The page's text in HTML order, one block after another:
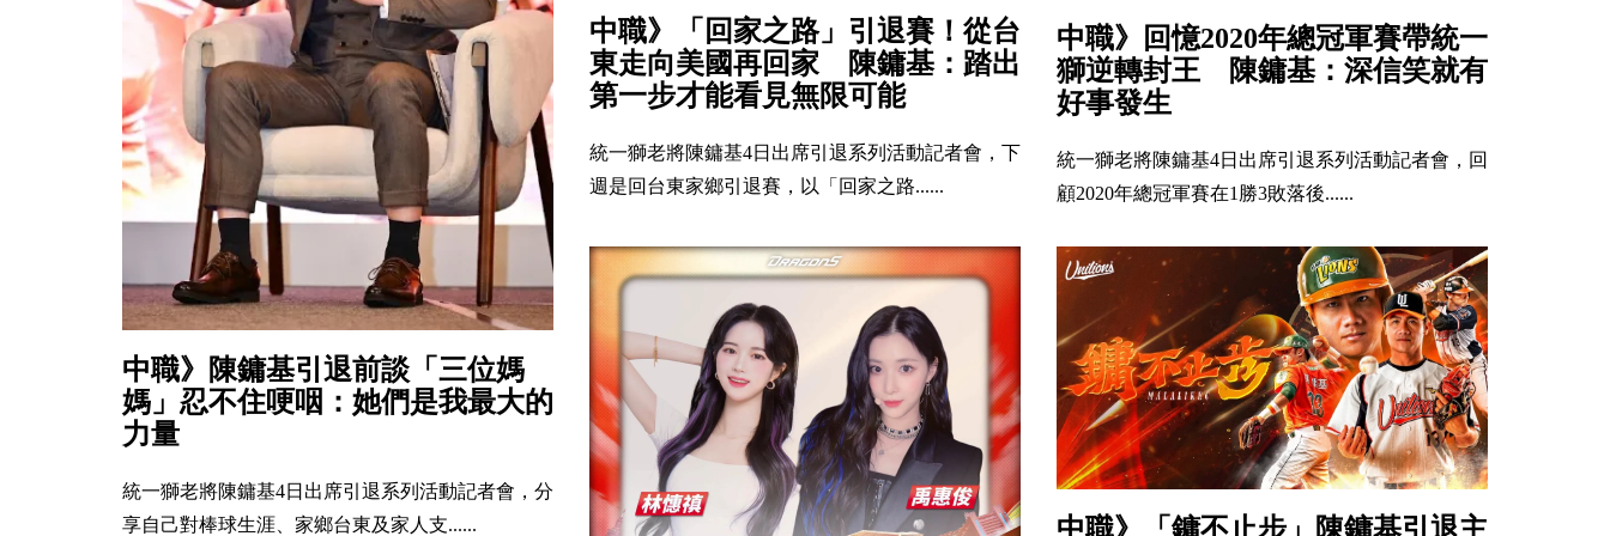
中職》陳鏞基引退前談「三位媽
媽」忍不住哽咽：她們是我最大的
力量
統一獅老將陳鏞基4日出席引退系列活動記者會，分
享自己對棒球生涯、家鄉台東及家人支......
中職》「回家之路」引退賽！從台
東走向美國再回家 陳鏞基：踏出
第一步才能看見無限可能
統一獅老將陳鏞基4日出席引退系列活動記者會，下
週是回台東家鄉引退賽，以「回家之路......
中職》回憶2020年總冠軍賽帶統一
獅逆轉封王 陳鏞基：深信笑就有
好事發生
統一獅老將陳鏞基4日出席引退系列活動記者會，回
顧2020年總冠軍賽在1勝3敗落後......
中職》「鏞不止步」陳鏞基引退主